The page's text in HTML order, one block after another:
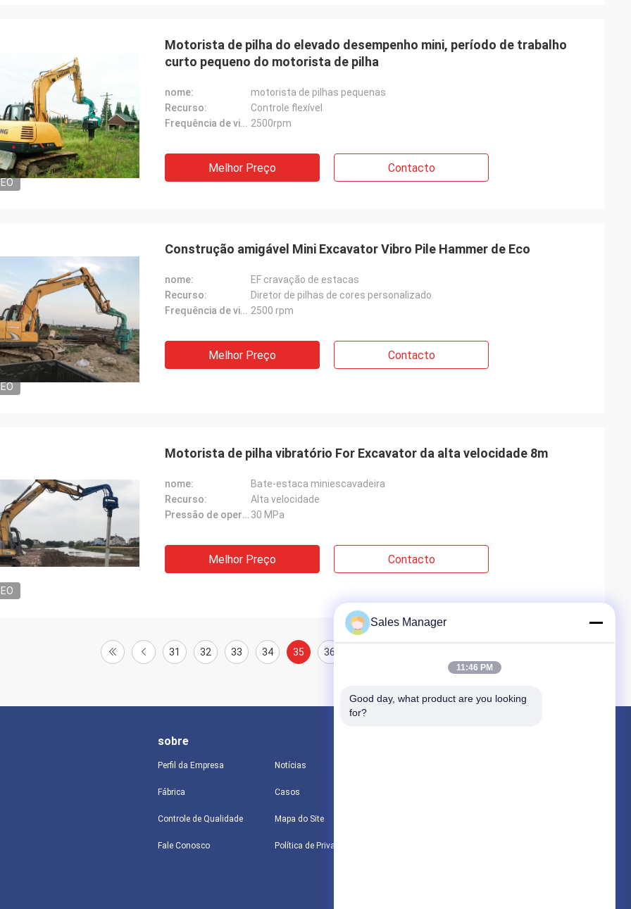
Motorista de pilha do elevado desempenho mini, período de trabalho
curto pequeno do motorista de pilha
nome:
motorista de pilhas pequenas
Recurso:
Controle flexível
Frequência de vibração: 2500rpm
Melhor Preço Contacto
Construção amigável Mini Excavator Vibro Pile Hammer de Eco
nome:
EF cravação de estacas
Recurso:
Diretor de pilhas de cores personalizado
Frequência de vibração: 2500 rpm
Melhor Preço Contacto
Motorista de pilha vibratório For Excavator da alta velocidade 8m
nome:
Bate-estaca miniescavadeira
Recurso:
Alta velocidade
Pressão de operação: 30 MPa
Melhor Preço Contacto
31 32 33 34 35 36
sobre
Perfil da Empresa
Fábrica
Controle de Qualidade
Fale Conosco
Notícias
Casos
Mapa do Site
Política de Privacidade
Sales Manager
11:46 PM
Good day, what product are you looking
for?